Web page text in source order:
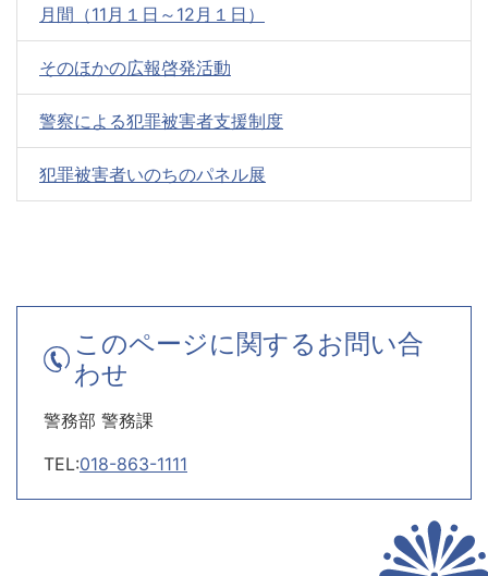
月間（11月１日～12月１日）
そのほかの広報啓発活動
警察による犯罪被害者支援制度
犯罪被害者いのちのパネル展
このページに関するお問い合
わせ
警務部 警務課
TEL:018-863-1111